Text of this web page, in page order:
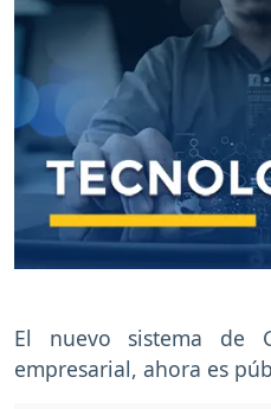
El nuevo sistema de
empresarial, ahora es